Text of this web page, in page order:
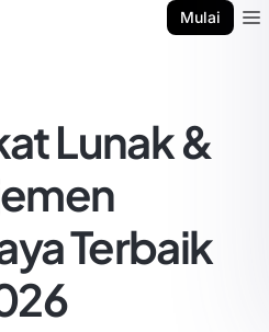
Mulai
Lunak &
Terbaik